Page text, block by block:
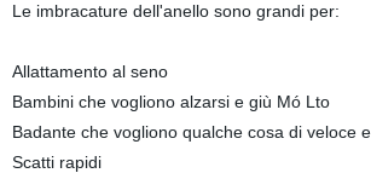
Le imbracature dell'anello sono grandi per:
Allattamento al seno
Bambini che vogliono alzarsi e giù Mó Lto
Badante che vogliono qualche cosa di veloce
Scatti rapidi